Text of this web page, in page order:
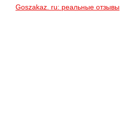
Goszakaz. ru: реальные отзывы